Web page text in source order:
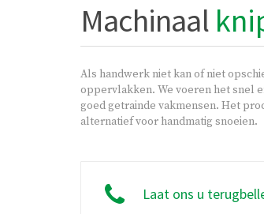
Machinaal
Als handwerk niet kan of niet
oppervlakken. We voeren het snel
goed getrainde vakmensen. Het
alternatief voor handmatig snoeien.
Laat ons u